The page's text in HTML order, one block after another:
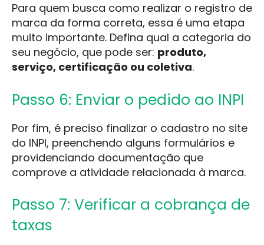
Para quem busca como realizar o registro de
marca da forma correta, essa é uma etapa
muito importante. Defina qual a categoria do
seu negócio, que pode ser: produto,
serviço, certificação ou coletiva.
Passo 6: Enviar o pedido ao INPI
Por fim, é preciso finalizar o cadastro no site
do INPI, preenchendo alguns formulários e
providenciando documentação que
comprove a atividade relacionada à marca.
Passo 7: Verificar a cobrança de
taxas